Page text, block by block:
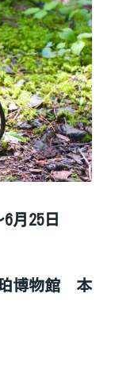
月25日
博物館　本